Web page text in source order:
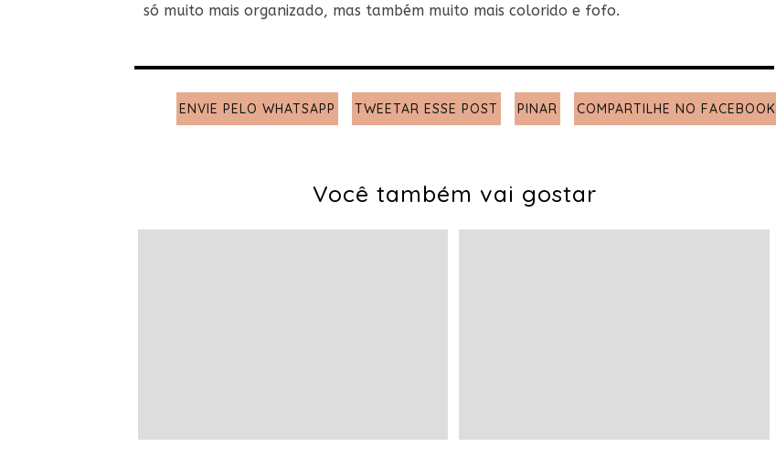
só muito mais organizado, mas também muito mais colorido e fofo.
ENVIE PELO WHATSAPP TWEETAR ESSE POST PINAR COMPARTILHE NO FACEBOOK
Você também vai gostar